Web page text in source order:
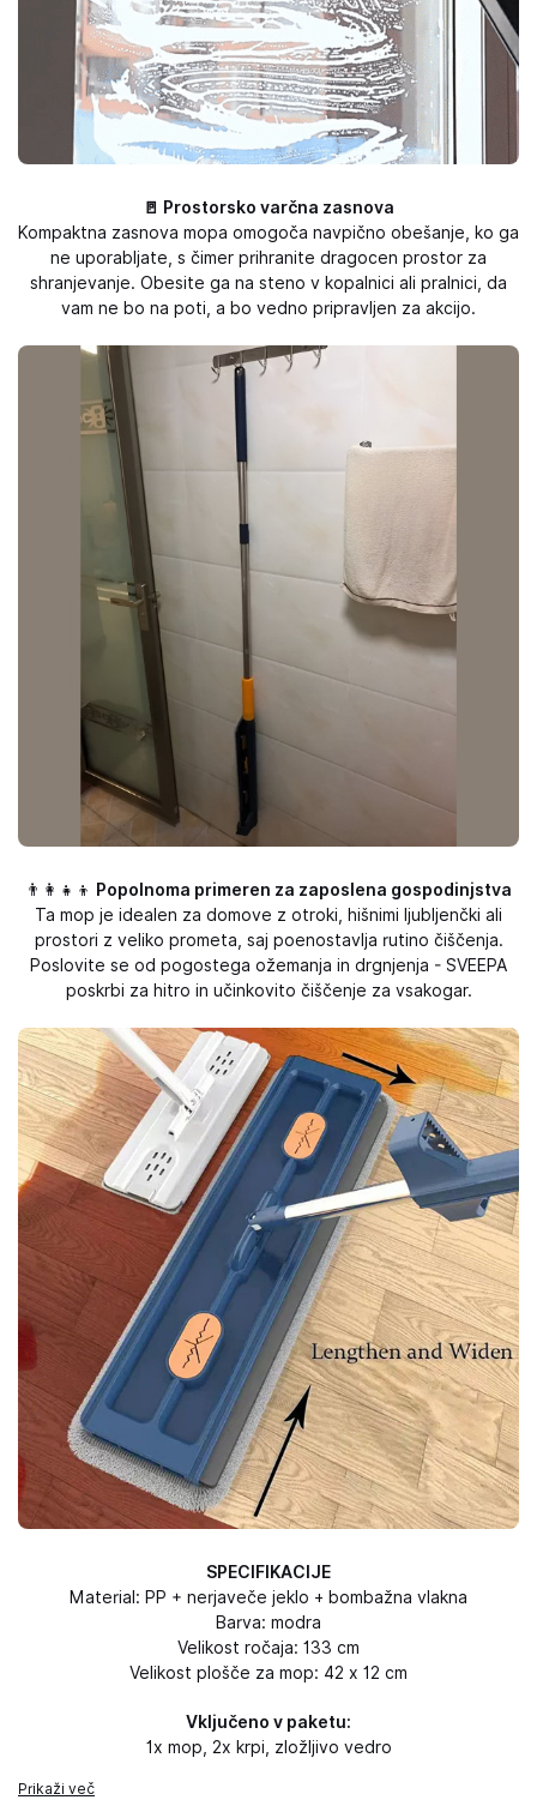
🚪 Prostorsko varčna zasnova
Kompaktna zasnova mopa omogoča navpično obešanje, ko ga
ne uporabljate, s čimer prihranite dragocen prostor za
shranjevanje. Obesite ga na steno v kopalnici ali pralnici, da
vam ne bo na poti, a bo vedno pripravljen za akcijo.
👨‍👩‍👧‍👦 Popolnoma primeren za zaposlena gospodinjstva
Ta mop je idealen za domove z otroki, hišnimi ljubljenčki ali
prostori z veliko prometa, saj poenostavlja rutino čiščenja.
Poslovite se od pogostega ožemanja in drgnjenja - SVEEPA
poskrbi za hitro in učinkovito čiščenje za vsakogar.
SPECIFIKACIJE
Material: PP + nerjaveče jeklo + bombažna vlakna
Barva: modra
Velikost ročaja: 133 cm
Velikost plošče za mop: 42 x 12 cm
Vključeno v paketu:
1x mop, 2x krpi, z ložljivo vedro
Prikaži več